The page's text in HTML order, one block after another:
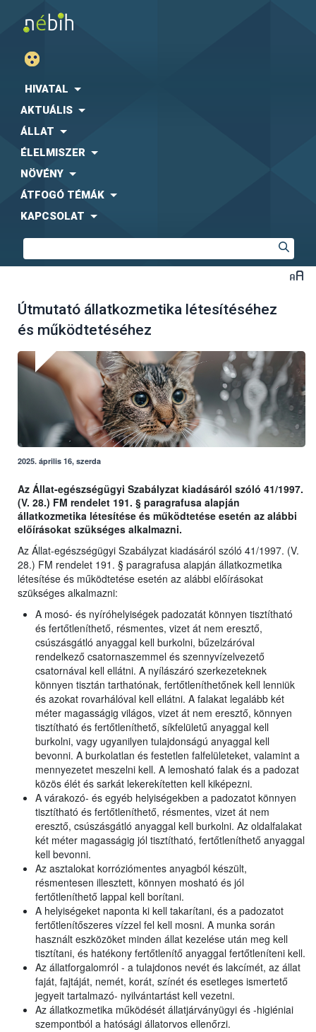
HIVATAL
AKTUÁLIS
ÁLLAT
ÉLELMISZER
NÖVÉNY
ÁTFOGÓ TÉMÁK
KAPCSOLAT
Útmutató állatkozmetika létesítéséhez
és működtetéséhez
2025. április 16, szerda
Az Állat-egészségügyi Szabályzat kiadásáról szóló 41/1997.
(V. 28.) FM rendelet 191. § paragrafusa alapján
állatkozmetika létesítése és működtetése esetén az alábbi
előírásokat szükséges alkalmazni.
Az Állat-egészségügyi Szabályzat kiadásáról szóló 41/1997. (V.
28.) FM rendelet 191. § paragrafusa alapján állatkozmetika
létesítése és működtetése esetén az alábbi előírásokat
szükséges alkalmazni:
A mosó- és nyíróhelyiségek padozatát könnyen tisztítható
és fertőtleníthető, résmentes, vizet át nem eresztő,
csúszásgátló anyaggal kell burkolni, bűzelzáróval
rendelkező csatornaszemmel és szennyvízelvezető
csatornával kell ellátni. A nyílászáró szerkezeteknek
könnyen tisztán tarthatónak, fertőtleníthetőnek kell lenniük
és azokat rovarhálóval kell ellátni. A falakat legalább két
méter magasságig világos, vizet át nem eresztő, könnyen
tisztítható és fertőtleníthető, síkfelületű anyaggal kell
burkolni, vagy ugyanilyen tulajdonságú anyaggal kell
bevonni. A burkolatlan és festetlen falfelületeket, valamint a
mennyezetet meszelni kell. A lemosható falak és a padozat
közös élét és sarkát lekerekítetten kell kiképezni.
A várakozó- és egyéb helyiségekben a padozatot könnyen
tisztítható és fertőtleníthető, résmentes, vizet át nem
eresztő, csúszásgátló anyaggal kell burkolni. Az oldalfalakat
két méter magasságig jól tisztítható, fertőtleníthető anyaggal
kell bevonni.
Az asztalokat korróziómentes anyagból készült,
résmentesen illesztett, könnyen mosható és jól
fertőtleníthető lappal kell borítani.
A helyiségeket naponta ki kell takarítani, és a padozatot
fertőtlenítőszeres vízzel fel kell mosni. A munka során
használt eszközöket minden állat kezelése után meg kell
tisztítani, és hatékony fertőtlenítő anyaggal fertőtleníteni kell.
Az állatforgalomról - a tulajdonos nevét és lakcímét, az állat
faját, fajtáját, nemét, korát, színét és esetleges ismertető
jegyeit tartalmazó- nyilvántartást kell vezetni.
Az állatkozmetika működését állatjárványügyi és -higiéniai
szempontból a hatósági állatorvos ellenőrzi.